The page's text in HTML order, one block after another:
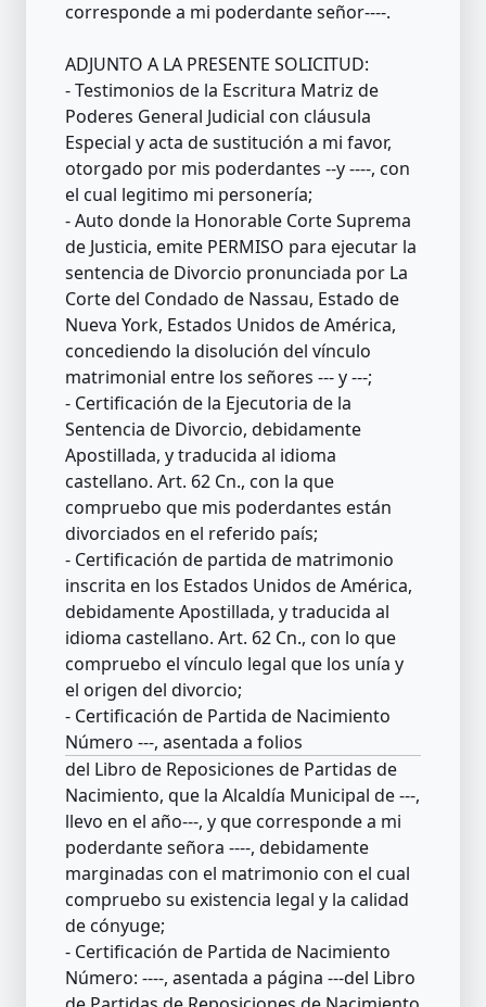
corresponde a mi poderdante señor----.
ADJUNTO A LA PRESENTE SOLICITUD:
- Testimonios de la Escritura Matriz de
Poderes General Judicial con cláusula
Especial y acta de sustitución a mi favor,
otorgado por mis poderdantes --y ----, con
el cual legitimo mi personería;
- Auto donde la Honorable Corte Suprema
de Justicia, emite PERMISO para ejecutar la
sentencia de Divorcio pronunciada por La
Corte del Condado de Nassau, Estado de
Nueva York, Estados Unidos de América,
concediendo la disolución del vínculo
matrimonial entre los señores --- y ---;
- Certificación de la Ejecutoria de la
Sentencia de Divorcio, debidamente
Apostillada, y traducida al idioma
castellano. Art. 62 Cn., con la que
compruebo que mis poderdantes están
divorciados en el referido país;
- Certificación de partida de matrimonio
inscrita en los Estados Unidos de América,
debidamente Apostillada, y traducida al
idioma castellano. Art. 62 Cn., con lo que
compruebo el vínculo legal que los unía y
el origen del divorcio;
- Certificación de Partida de Nacimiento
Número ---, asentada a folios
del Libro de Reposiciones de Partidas de
Nacimiento, que la Alcaldía Municipal de ---,
llevo en el año---, y que corresponde a mi
poderdante señora ----, debidamente
marginadas con el matrimonio con el cual
compruebo su existencia legal y la calidad
de cónyuge;
- Certificación de Partida de Nacimiento
Número: ----, asentada a página ---del Libro